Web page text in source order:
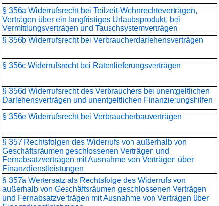
§ 356a Widerrufsrecht bei Teilzeit-Wohnrechteverträgen,
Verträgen über ein langfristiges Urlaubsprodukt, bei
Vermittlungsverträgen und Tauschsystemverträgen
§ 356b Widerrufsrecht bei Verbraucherdarlehensverträgen
§ 356c Widerrufsrecht bei Ratenlieferungsverträgen
§ 356d Widerrufsrecht des Verbrauchers bei unentgeltlichen
Darlehensverträgen und unentgeltlichen Finanzierungshilfen
§ 356e Widerrufsrecht bei Verbraucherbauverträgen
§ 357 Rechtsfolgen des Widerrufs von außerhalb von
Geschäftsräumen geschlossenen Verträgen und
Fernabsatzverträgen mit Ausnahme von Verträgen über
Finanzdienstleistungen
§ 357a Wertersatz als Rechtsfolge des Widerrufs von
außerhalb von Geschäftsräumen geschlossenen Verträgen
und Fernabsatzverträgen mit Ausnahme von Verträgen über